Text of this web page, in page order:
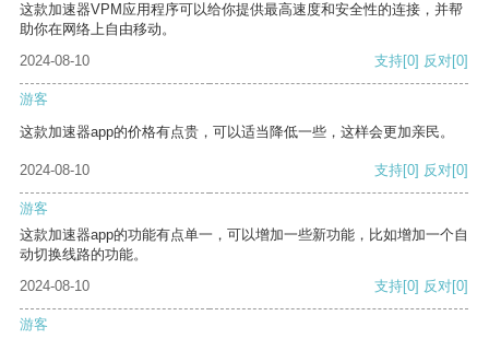
这款加速器VPM应用程序可以给你提供最高速度和安全性的连接，并帮
助你在网络上自由移动。
2024-08-10
支持[0] 反对[0]
游客
这款加速器app的价格有点贵，可以适当降低一些，这样会更加亲民。
2024-08-10 支持[0] 反对[0]
游客
这款加速器app的功能有点单一，可以增加一些新功能，比如增加一个自
动切换线路的功能。
2024-08-10
支持[0] 反对[0]
游客